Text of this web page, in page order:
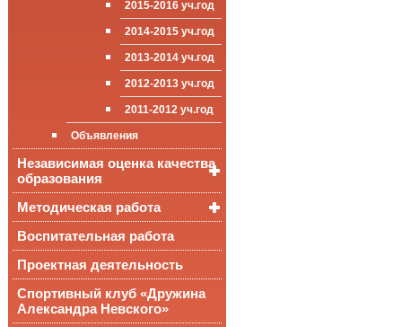
ООП СОО
школа»
приёма (перевода)
поддержки обучающихся
Международное
сотрудничество
Организация питания в
образовательной
организации
Достижения
2015-2016 уч.год
2014-2015 уч.год
2013-2014 уч.год
2012-2013 уч.год
2011-2012 уч.год
Объявления
Независимая оценка качества
образования
Независимая оценка
качества подготовки
обучающихся
Всероссийские
проверочные
работы
мониторинг системы
образования
Методическая работа
Уроки, мероприятия
Публикации
Материалы
педагогического форума
Воспитательная работа
Проектная деятельность
Спортивный клуб «Дружина
Александра Невского»